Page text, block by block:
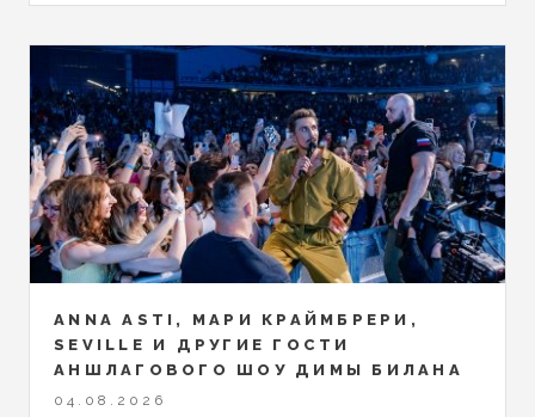
ANNA ASTI, МАРИ КРАЙМБРЕРИ,
SEVILLE И ДРУГИЕ ГОСТИ
АНШЛАГОВОГО ШОУ ДИМЫ БИЛАНА
04.08.2026